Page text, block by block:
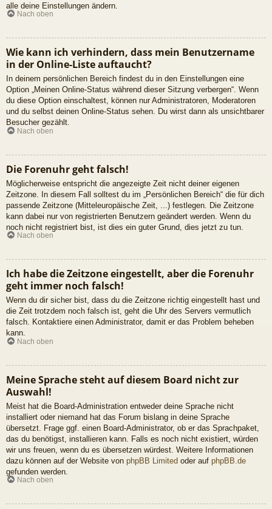
alle deine Einstellungen ändern.
Nach oben
Wie kann ich verhindern, dass mein Benutzername
in der Online-Liste auftaucht?
In deinem persönlichen Bereich findest du in den Einstellungen eine
Option „Meinen Online-Status während dieser Sitzung verbergen“. Wenn
du diese Option einschaltest, können nur Administratoren, Moderatoren
und du selbst deinen Online-Status sehen. Du wirst dann als unsichtbarer
Besucher gezählt.
Nach oben
Die Forenuhr geht falsch!
Möglicherweise entspricht die angezeigte Zeit nicht deiner eigenen
Zeitzone. In diesem Fall solltest du im „Persönlichen Bereich“ die für dich
passende Zeitzone (Mitteleuropäische Zeit, ...) festlegen. Die Zeitzone
kann dabei nur von registrierten Benutzern geändert werden. Wenn du
noch nicht registriert bist, ist dies ein guter Grund, dies jetzt zu tun.
Nach oben
Ich habe die Zeitzone eingestellt, aber die Forenuhr
geht immer noch falsch!
Wenn du dir sicher bist, dass du die Zeitzone richtig eingestellt hast und
die Zeit trotzdem noch falsch ist, geht die Uhr des Servers vermutlich
falsch. Kontaktiere einen Administrator, damit er das Problem beheben
kann.
Nach oben
Meine Sprache steht auf diesem Board nicht zur
Auswahl!
Meist hat die Board-Administration entweder deine Sprache nicht
installiert oder niemand hat das Forum bislang in deine Sprache
übersetzt. Frage ggf. einen Board-Administrator, ob er das Sprachpaket,
das du benötigst, installieren kann. Falls es noch nicht existiert, würden
wir uns freuen, wenn du es übersetzen würdest. Weitere Informationen
dazu können auf der Website von phpBB Limited oder auf phpBB.de
gefunden werden.
Nach oben